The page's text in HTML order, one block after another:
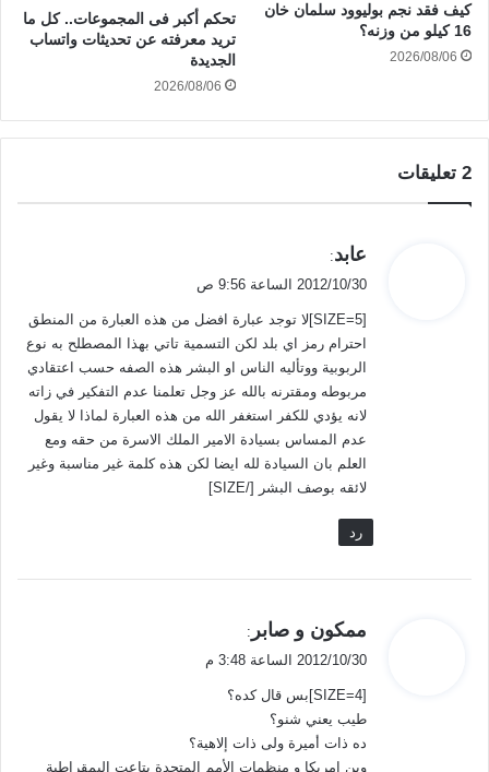
كيف فقد نجم بوليوود سلمان خان
16 كيلو من وزنه؟
2026/08/06
تحكم أكبر فى المجموعات.. كل ما
تريد معرفته عن تحديثات واتساب
الجديدة
2026/08/06
‫2 تعليقات
ي
ل
عابد:
2012/10/30 الساعة 9:56 ص
[SIZE=5]لا توجد عبارة افضل من هذه العبارة من المنطق
احترام رمز اي بلد لكن التسمية تاتي بهذا المصطلح به نوع
الربوبية ووتأليه الناس او البشر هذه الصفه حسب اعتقادي
مربوطه ومقترنه بالله عز وجل تعلمنا عدم التفكير في زاته
لانه يؤدي للكفر استغفر الله من هذه العبارة لماذا لا يقول
عدم المساس بسيادة الامير الملك الاسرة من حقه ومع
العلم بان السيادة لله ايضا لكن هذه كلمة غير مناسبة وغير
لائقه بوصف البشر [/SIZE]
رد
ل
ممكون و صابر :
2012/10/30 الساعة 3:48 م
[SIZE=4]بس قال كده؟
طيب يعني شنو؟
ده ذات أميرة ولى ذات إلاهية؟
وين امريكا و منظمات الأمم المتحدة بتاعت اليمقراطية